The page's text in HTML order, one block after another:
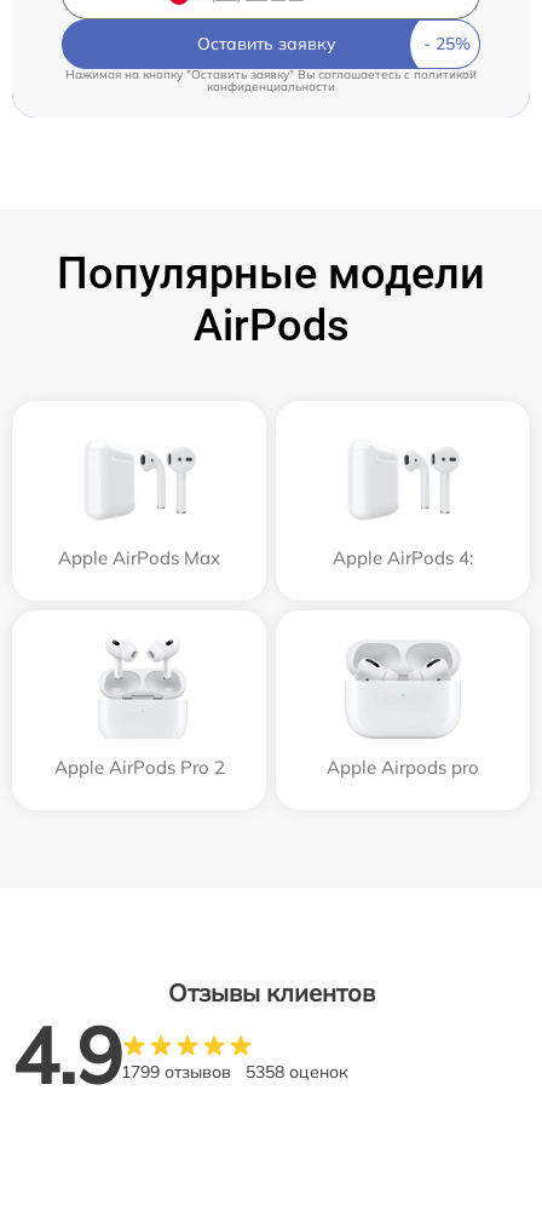
Оставить заявку
Нажимая на кнопку "Оставить заявку" Вы соглашаетесь cполитикой
конфиденциальности
Популярные модели
AirPods
Apple AirPods Max Apple AirPods 4:
Apple AirPods Pro 2 Apple Airpods pro
Отзывы клиентов
4.91799 отзывов 5358 оценок